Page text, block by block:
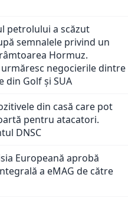
petrolului a scăzut
semnalele privind un
Hormuz.
negocierile dintre
din Golf și SUA
din casă care pot
pentru atacatori.
DNSC
Europeană aprobă
a eMAG de către